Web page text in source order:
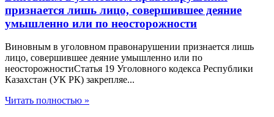
признается лишь лицо, совершившее деяние
умышленно или по неосторожности
Виновным в уголовном правонарушении признается лишь
лицо, совершившее деяние умышленно или по
неосторожностиСтатья 19 Уголовного кодекса Республики
Казахстан (УК РК) закрепляе...
Читать полностью »